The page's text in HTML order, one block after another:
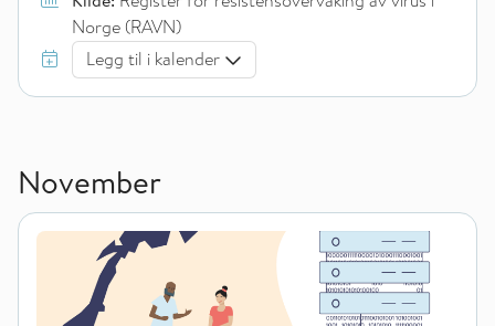
Norge (RAVN)
Legg til i kalender
November